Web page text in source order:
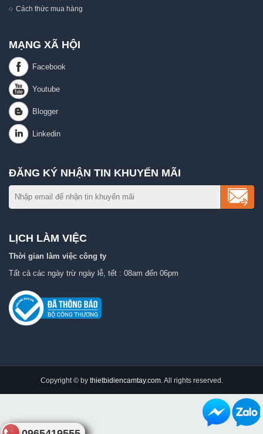
Cách thức mua hàng
MẠNG XÃ HỘI
ĐĂNG KÝ NHẬN TIN KHUYẾN MÃI
LỊCH LÀM VIỆC
Thời gian làm việc công ty
Tất cả các ngày trừ ngày lễ, tết : 08am đến 06pm
Copyright © by thietbidiencamtay.com. All rights reserved.